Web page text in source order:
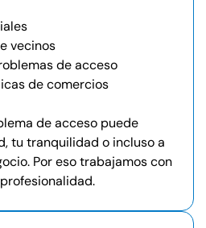
vecinos
de acceso
de comercios
de acceso puede
tu tranquilidad o incluso a
Por eso trabajamos con